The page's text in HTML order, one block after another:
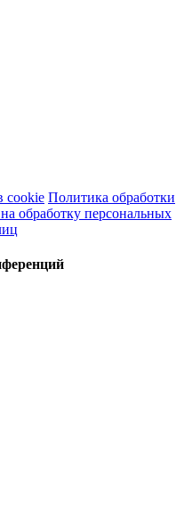
cookie Политика обработки
обработку персональных